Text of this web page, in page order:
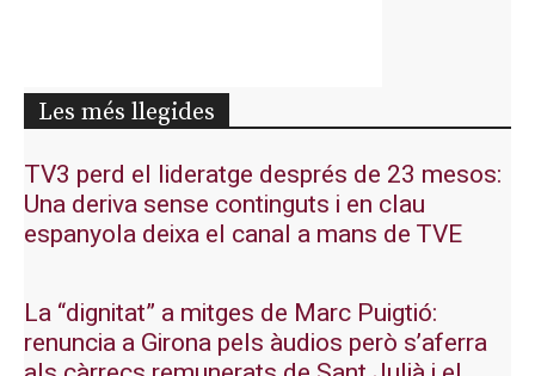
Les més llegides
TV3 perd el lideratge després de 23 mesos:
Una deriva sense continguts i en clau
espanyola deixa el canal a mans de TVE
La “dignitat” a mitges de Marc Puigtió:
renuncia a Girona pels àudios però s’aferra